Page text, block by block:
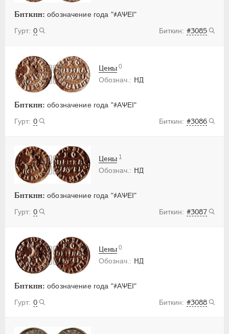
Биткин: обозначение года "҂АѰЕI"
0
#3085
НД
Биткин: обозначение года "҂АѰЕI"
0
#3086
Цены 0
НД
Биткин: обозначение года "҂АѰЕI"
0
#3087
Цены 1
НД
Биткин: обозначение года "҂АѰЕI"
0
#3088
Цены 0